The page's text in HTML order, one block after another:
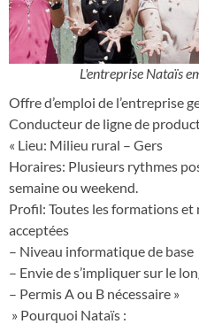
L'entreprise Nataïs
Offre d’emploi de l’entreprise
Conducteur de ligne de
« Lieu: Milieu rural – Gers
Horaires: Plusieurs rythmes
semaine ou weekend.
Profil: Toutes les formations et
acceptées
– Niveau informatique de base
– Envie de s’impliquer sur le
– Permis A ou B nécessaire »
» Pourquoi Nataïs :